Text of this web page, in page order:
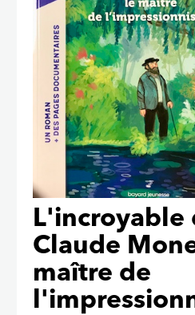
L'incroyable
Claude
maître de